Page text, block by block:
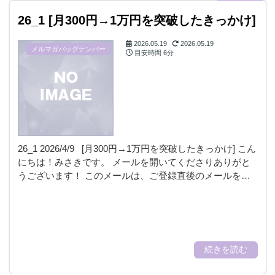
26_1 [月300円→1万円を突破したきっかけ]
メルマガバッグナンバー
2026.05.19
2026.05.19
目安時間 6分
26_1 2026/4/9 [月300円→1万円を突破したきっかけ] こん
にちは！みさきです。 メールを開いてくださりありがと
うございます！ このメールは、ご登録直後のメールを…
続きを読む